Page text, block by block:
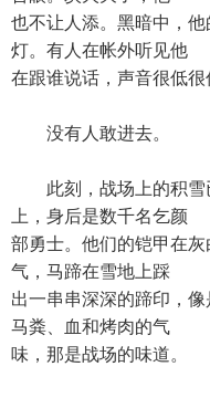
也不让人添。黑暗中，
灯。有人在帐外听见他
在跟谁说话，声音很低很
没有人敢进去。
此刻，战场上的积雪
上，身后是数千名乞颜
部勇士。他们的铠甲在
气，马蹄在雪地上踩
出一串串深深的蹄印，
马粪、血和烤肉的气
味，那是战场的味道。